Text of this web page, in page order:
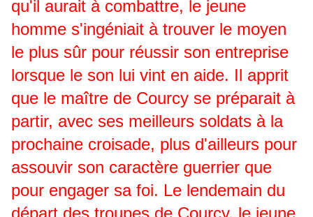
qu'il aurait à combattre, le jeune
homme s'ingéniait à trouver le moyen
le plus sûr pour réussir son entreprise
lorsque le son lui vint en aide. Il apprit
que le maître de Courcy se préparait à
partir, avec ses meilleurs soldats à la
prochaine croisade, plus d'ailleurs pour
assouvir son caractère guerrier que
pour engager sa foi. Le lendemain du
départ des troupes de Courcy, le jeune